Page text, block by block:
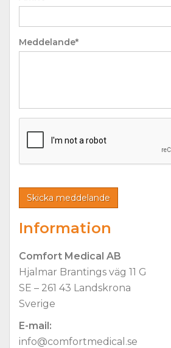
Meddelande*
Information
Comfort Medical AB
Hjalmar Brantings väg 11 G
SE – 261 43 Landskrona
Sverige
E-mail:
info@comfortmedical.se